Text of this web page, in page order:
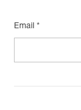
Email *